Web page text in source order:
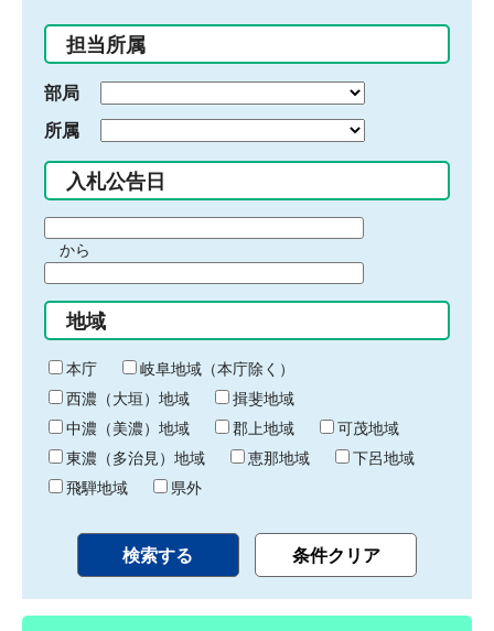
入
力
担当所属
部局
所属
入札公告日
間
始
り
から
間
終
わ
り
地域
本庁
岐阜地域（本庁除く）
西濃（大垣）地域
揖斐地域
中濃（美濃）地域
郡上地域
可茂地域
東濃（多治見）地域
恵那地域
下呂地域
飛騨地域
県外